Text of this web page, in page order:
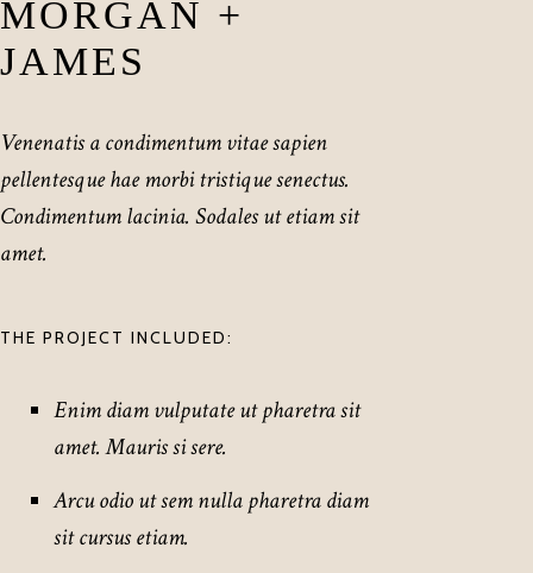
MORGAN +
JAMES
Venenatis a condimentum vitae sapien
pellentesque hae morbi tristique senectus.
Condimentum lacinia. Sodales ut etiam sit
amet.
THE PROJECT INCLUDED:
Enim diam vulputate ut pharetra sit
amet. Mauris si sere.
Arcu odio ut sem nulla pharetra diam
sit cursus etiam.